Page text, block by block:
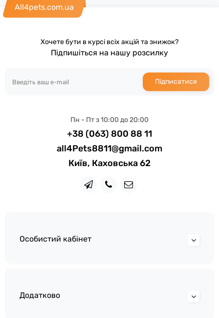
All4pets.com.ua
Хочете бути в курсі всіх акцій та знижок?
Підпишіться на нашу розсилку
Підписатися
Пн - Пт з 10:00 до 20:00
+38 (063) 800 88 11
all4Pets8811@gmail.com
Київ, Каховська 62
Особистий кабінет
Додатково